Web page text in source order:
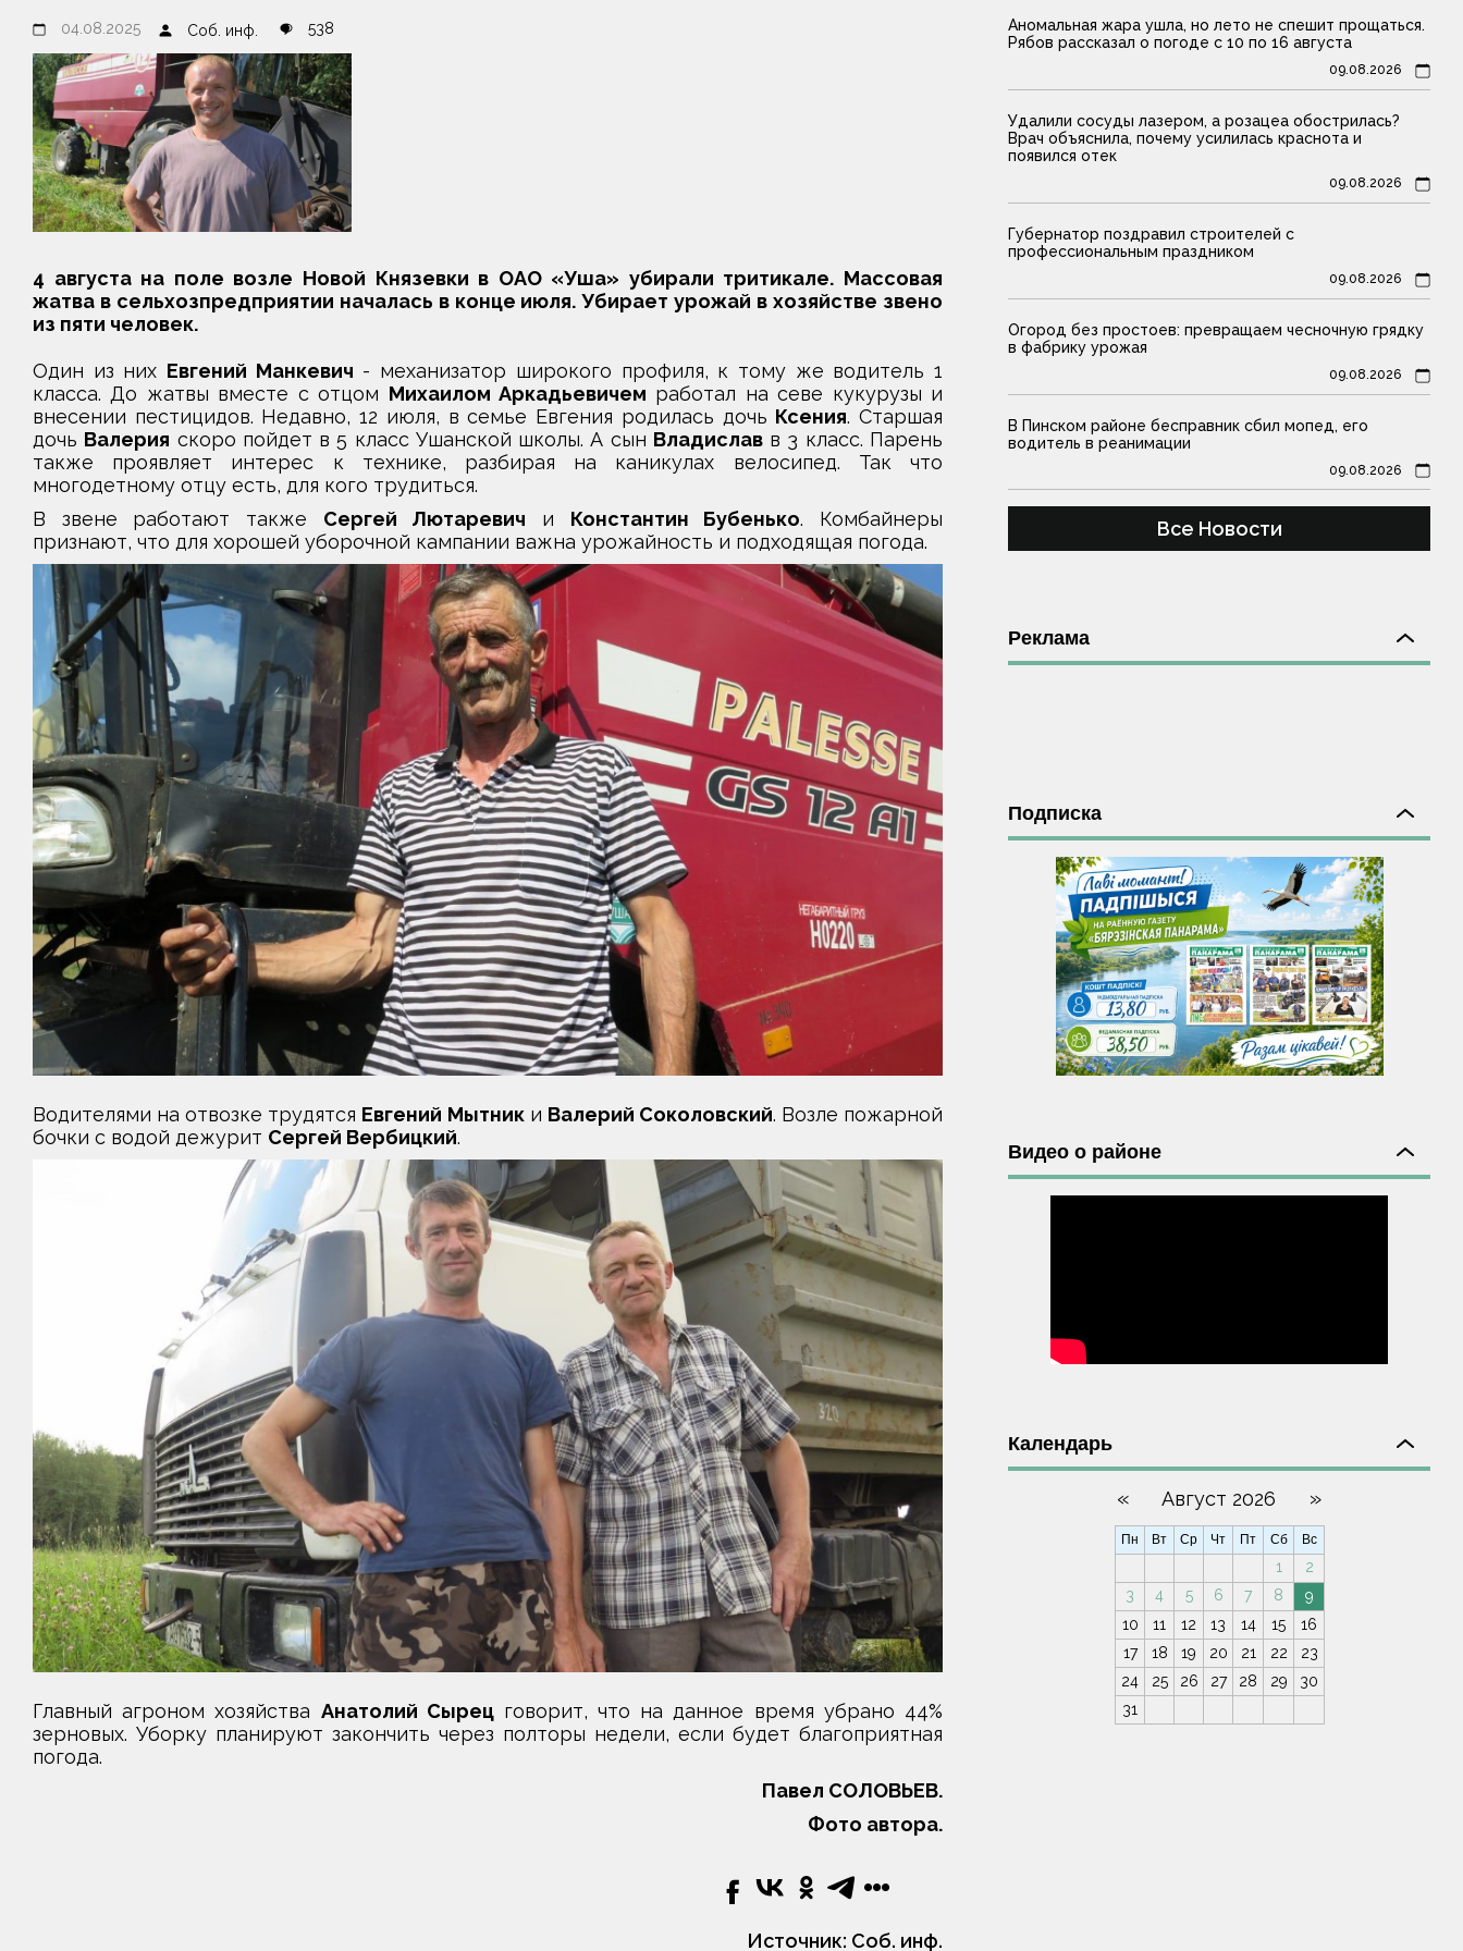
04.08.2025 Соб. инф. 538
4 августа на поле возле Новой Князевки в ОАО «Уша» убирали тритикале. Массовая
жатва в сельхозпредприятии началась в конце июля. Убирает урожай в хозяйстве звено
из пяти человек.
Один из них Евгений Манкевич - механизатор широкого профиля, к тому же водитель 1
класса. До жатвы вместе с отцом Михаилом Аркадьевичем работал на севе кукурузы и
внесении пестицидов. Недавно, 12 июля, в семье Евгения родилась дочь Ксения. Старшая
дочь Валерия скоро пойдет в 5 класс Ушанской школы. А сын Владиславв 3 класс. Парень
также проявляет интерес к технике, разбирая на каникулах велосипед. Так что
многодетному отцу есть, для кого трудиться.
В звене работают также Сергей Лютаревич и Константин Бубенько. Комбайнеры
признают, что для хорошей уборочной кампании важна урожайность и подходящая погода.
Водителями на отвозке трудятся Евгений Мытники Валерий Соколовский. Возле пожарной
бочки с водой дежурит Сергей Вербицкий.
Главный агроном хозяйства Анатолий Сырецговорит, что на данное время убрано 44%
зерновых. Уборку планируют закончить через полторы недели, если будет благоприятная
погода.
Павел СОЛОВЬЕВ.
Фото автора.
Источник: Соб. инф.
Аномальная жара ушла, но лето не спешит прощаться.
Рябов рассказал о погоде с 10 по 16 августа
09.08.2026
Удалили сосуды лазером, а розацеа обострилась?
Врач объяснила, почему усилилась краснота и
появился отек
09.08.2026
Губернатор поздравил строителей с
профессиональным праздником
09.08.2026
Огород без простоев: превращаем чесночную грядку
в фабрику урожая
09.08.2026
В Пинском районе бесправник сбил мопед, его
водитель в реанимации
09.08.2026
Все Новости
Реклама
Подписка
Видео о районе
Календарь
« Август 2026 »
Пн Вт Ср Чт Пт Сб Вс
1
2
3
4 5 6 7 8
9
10
11 12 13 14 15
16
17
18 19 20 21 22
23
24
25 26 27 28 29
30
31